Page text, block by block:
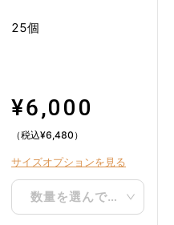
25個
¥6,000
（税込¥6,480）
サイズオプションを見る
数量を選んでください